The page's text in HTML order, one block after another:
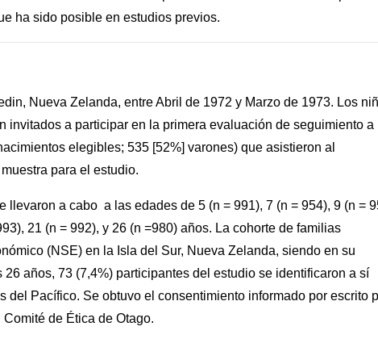
ha sido posible en estudios previos.
Nueva Zelanda, entre Abril de 1972 y Marzo de 1973. Los
invitados a participar en la primera evaluación de seguimiento a
elegibles; 535 [52%] varones) que asistieron al
para el estudio.
a cabo a las edades de 5 (n = 991), 7 (n = 954), 9 (n =
21 (n = 992), y 26 (n =980) años. La cohorte de familias
(NSE) en la Isla del Sur, Nueva Zelanda, siendo en su
años, 73 (7,4%) participantes del estudio se identificaron a sí
del Pacífico. Se obtuvo el consentimiento informado por escrito
de Ética de Otago.